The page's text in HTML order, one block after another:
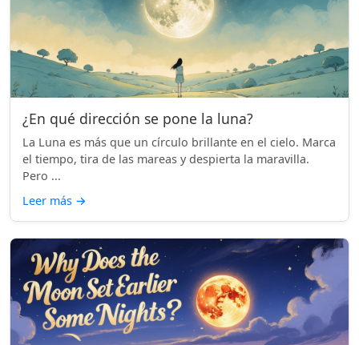
¿En qué dirección se pone la luna?
La Luna es más que un círculo brillante en el cielo. Marca
el tiempo, tira de las mareas y despierta la maravilla.
Pero ...
Leer más →